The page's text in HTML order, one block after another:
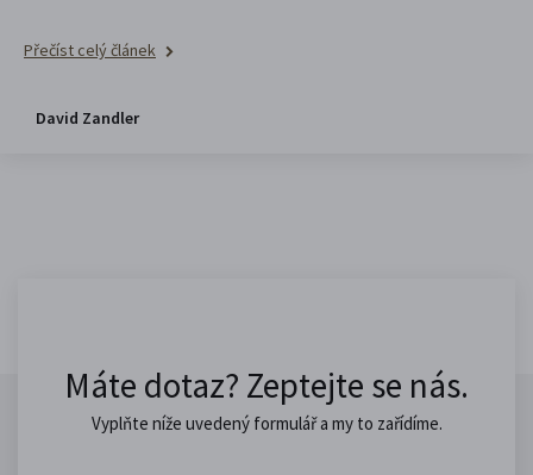
Přečíst celý článek
David Zandler
Máte dotaz? Zeptejte se nás.
Vyplňte níže uvedený formulář a my to zařídíme.